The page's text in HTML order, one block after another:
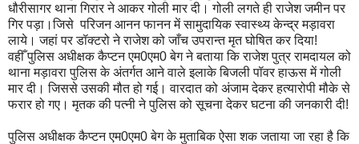
धौरीसागर थाना गिरार ने आकर गोली मार दी। गोली लगते ही राजेश जमीन पर
गिर पड़ा।जिसे परिजन आनन फानन में सामुदायिक स्वास्थ्य केन्द्र मड़ावरा
लाये। जहां पर डॉक्टरो ने राजेश को जाँच उपरान्त मृत घोषित कर दिया!
वहीँ पुलिस अधीक्षक कैप्टन एम0एम0 बेग ने बताया कि राजेश पुत्र रामदायल को
थाना मड़ावरा पुलिस के अंतर्गत आने वाले इलाके बिजली पॉवर हाऊस में गोली
मार दी। जिससे उसकी मौत हो गई। वारदात को अंजाम देकर हत्यारोपी मौके से
फरार हो गए। मृतक की पत्नी ने पुलिस को सूचना देकर घटना की जनकारी दी!
पुलिस अधीक्षक कैप्टन एम0एम0 बेग के मुताबिक ऐसा शक जताया जा रहा है कि